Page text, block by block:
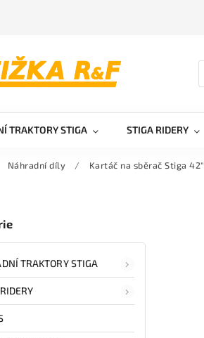
TRAKTORY STIGA STIGA RIDERY
Náhradní díly / Kartáč na sběrač Stiga 42"
TRAKTORY STIGA